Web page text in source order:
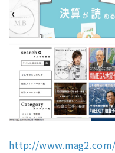
http://www.mag2.com/